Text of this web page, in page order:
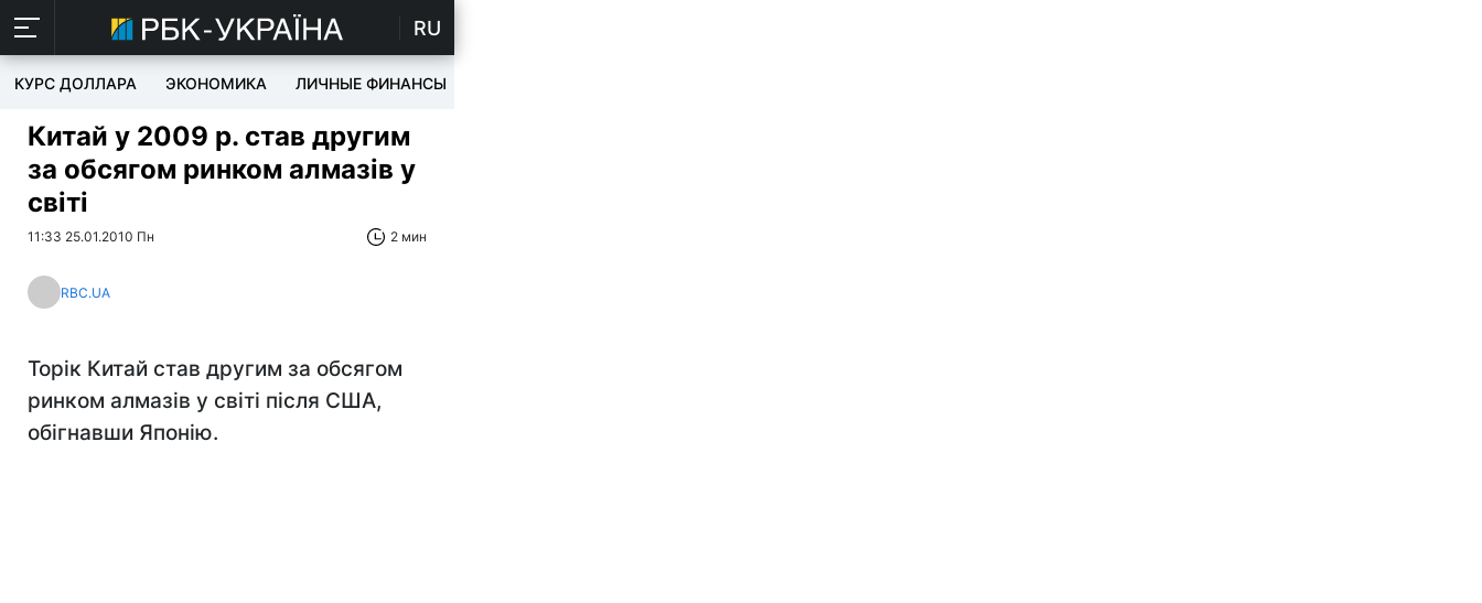
RU
КУРС ДОЛЛАРА ЭКОНОМИКА ЛИЧНЫЕ ФИНАНСЫ
Китай у 2009 р. став другим
за обсягом ринком алмазів у
світі
11:33 25.01.2010 Пн 2 мин
RBC.UA
Торік Китай став другим за обсягом
ринком алмазів у світі після США,
обігнавши Японію.